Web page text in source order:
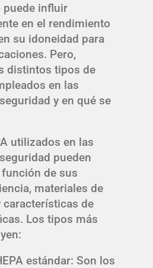
puede influir
en el rendimiento
su idoneidad para
Pero,
distintos tipos de
en las
y en qué se
utilizados en las
pueden
de sus
materiales de
de
Los tipos más
estándar: Son los